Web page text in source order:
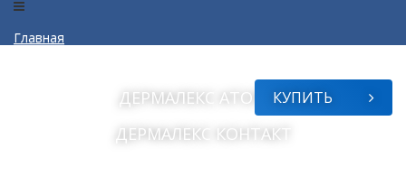
Главная
Часто задаваемые вопросы
ДЕРМАЛЕКС
АТОПИК
ДЕРМАЛЕКС
КОНТАКТ
КУПИТЬ